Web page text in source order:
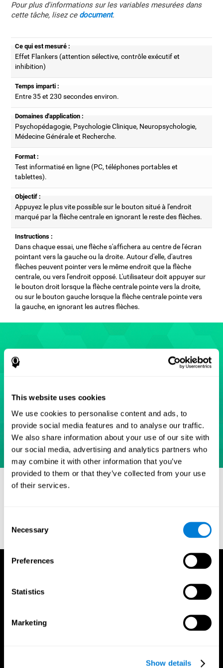
This website uses cookies
We use cookies to personalise content and ads, to
provide social media features and to analyse our traffic.
We also share information about your use of our site with
our social media, advertising and analytics partners who
may combine it with other information that you’ve
provided to them or that they’ve collected from your use
of their services.
Selection
Necessary
Preferences
Statistics
Marketing
Show details
Pour plus d'informations sur les variables mesurées dans
cette tâche, lisez ce document.
Ce qui est mesuré :
Effet Flankers (attention sélective, contrôle exécutif et
inhibition)
Temps imparti :
Entre 35 et 230 secondes environ.
Domaines d'application :
Psychopédagogie, Psychologie Clinique, Neuropsychologie,
Médecine Générale et Recherche.
Format :
Test informatisé en ligne (PC, téléphones portables et
tablettes).
Objectif :
Appuyez le plus vite possible sur le bouton situé à l'endroit
marqué par la flèche centrale en ignorant le reste des flèches.
Instructions :
Dans chaque essai, une flèche s'affichera au centre de l'écran
pointant vers la gauche ou la droite. Autour d'elle, d'autres
flèches peuvent pointer vers le même endroit que la flèche
centrale, ou vers l'endroit opposé. L'utilisateur doit appuyer sur
le bouton droit lorsque la flèche centrale pointe vers la droite,
ou sur le bouton gauche lorsque la flèche centrale pointe vers
la gauche, en ignorant les autres flèches.
Références